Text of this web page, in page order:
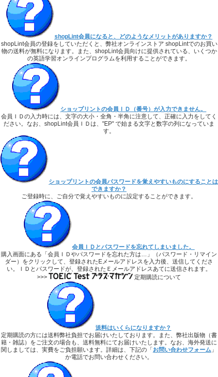
shopLint会員になると、どのようなメリットがありますか？
shopLint会員の登録をしていただくと、弊社オンラインストア shopLintでのお買い
物の送料が無料になります。また、shopLint会員向けに提供されている、いくつか
の英語学習オンラインプログラムを利用することができます。
ショップリントの会員ＩＤ（番号）が入力できません。
会員ＩＤの入力時には、文字の大小・全角・半角に注意して、正確に入力をしてく
ださい。なお、shopLint会員ＩＤは、"EP" で始まる文字と数字の列になっていま
す。
ショップリントの会員パスワードを覚えやすいものにすることは
できますか？
ご登録時に、ご自分で覚えやすいものに設定することができます。
会員ＩＤとパスワードを忘れてしまいました。
購入画面にある「会員ＩＤやパスワードを忘れた方は…」（パスワード・リマイン
ダー）をクリックして、登録されたEメールアドレスを入力後、送信してくださ
い。ＩＤとパスワードが、登録されたＥメールアドレスあてに送信されます。
>>>
定期購読について
送料はいくらになりますか？
定期購読の方には送料弊社負担でお届けいたしております。また、弊社出版物（書
籍・雑誌）をご注文の場合も、送料無料にてお届けいたします。なお、海外発送に
関しましては、実費をご負担願います。詳細は、下記の「 お問い合わせフォーム 」
か電話でお問い合わせください。